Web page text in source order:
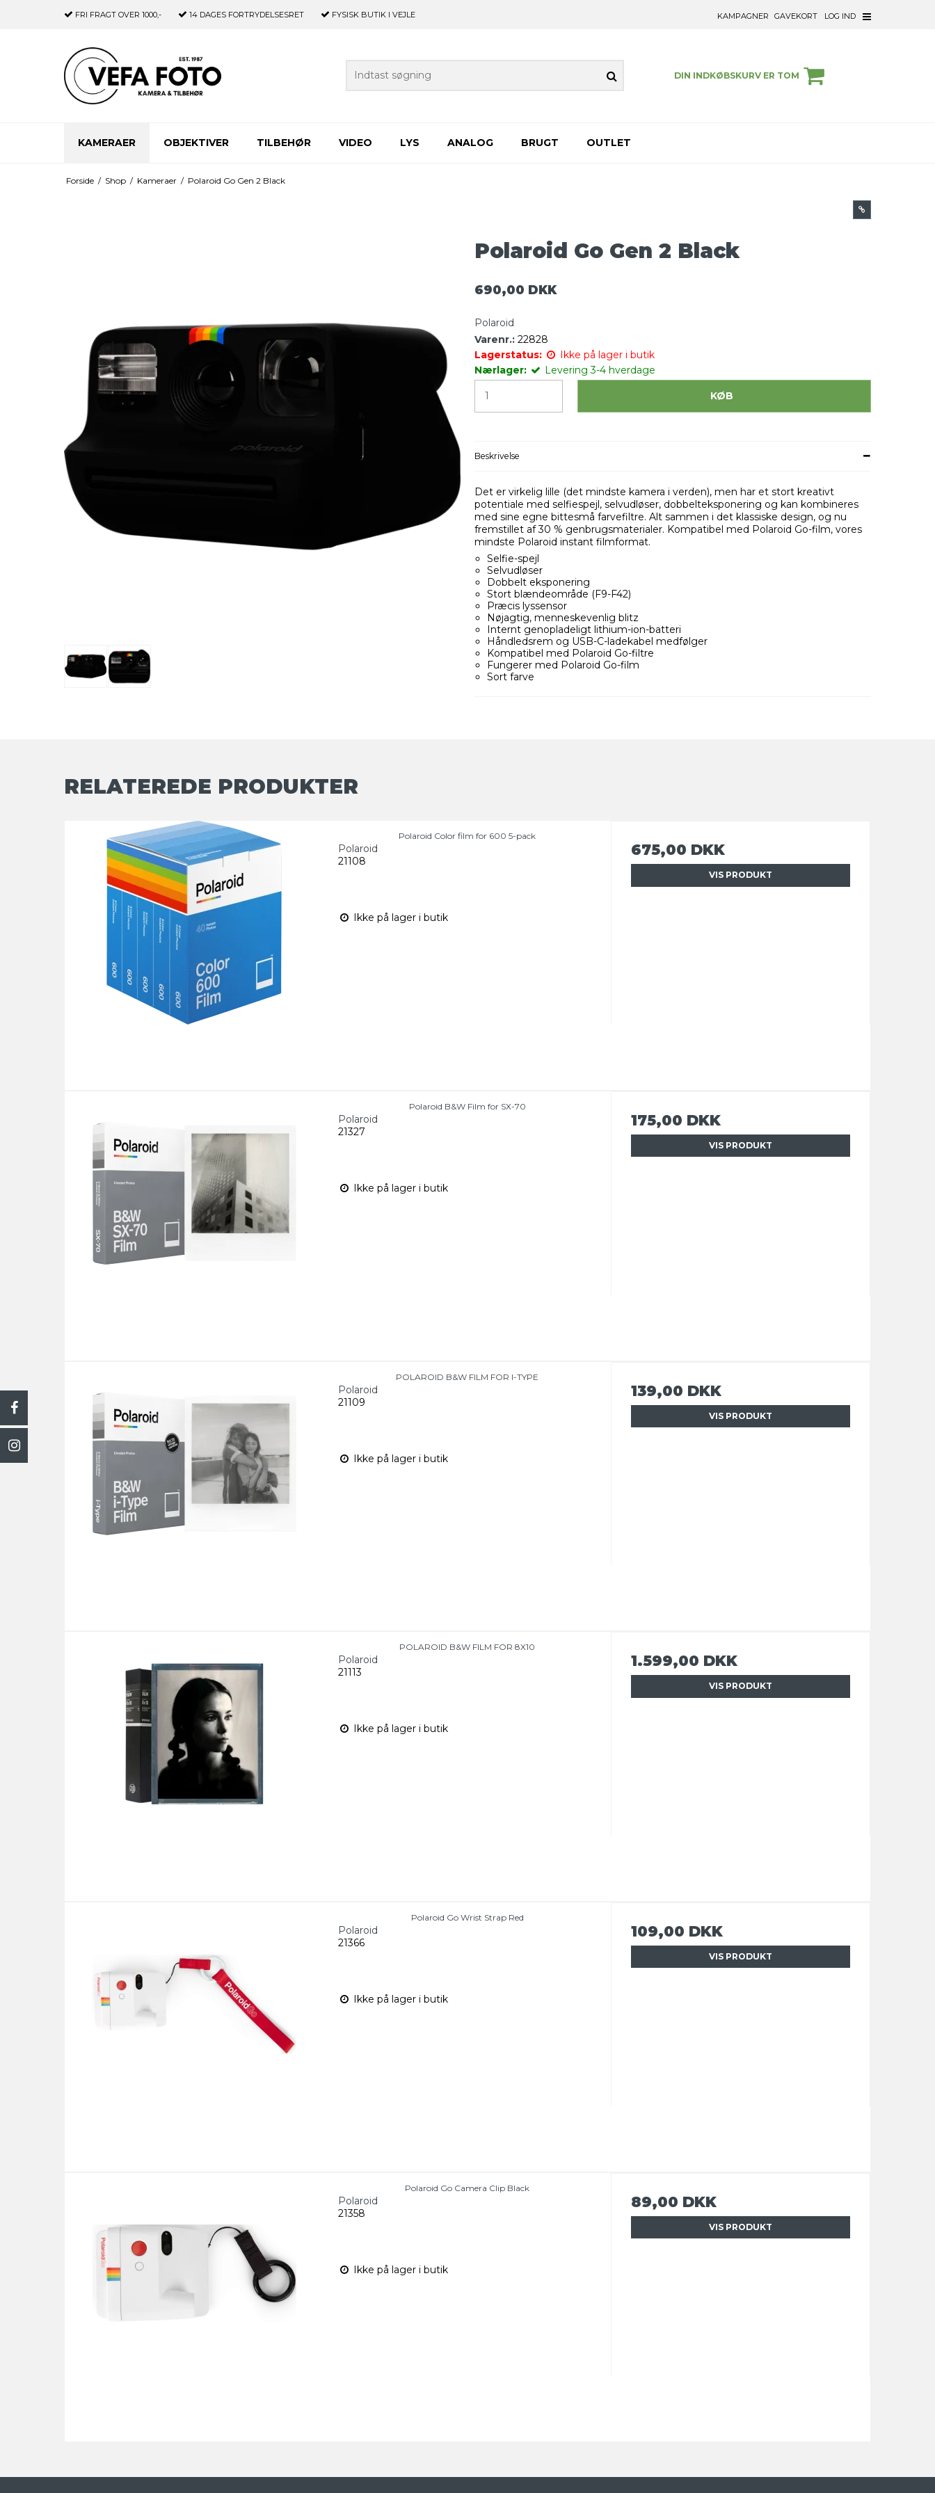
FRI FRAGT OVER 1000,- 14 DAGES FORTRYDELSESRET FYSISK BUTIK I VEJLE KAMPAGNER GAVEKORT LOG IND
DIN INDKØBSKURV ER TOM
KAMERAER OBJEKTIVER TILBEHØR VIDEO LYS ANALOG BRUGT OUTLET
Forside / Shop / Kameraer / Polaroid Go Gen 2 Black
Polaroid Go Gen 2 Black
690,00 DKK
Polaroid
Varenr.: 22828
Lagerstatus:
Ikke på lager i butik
Nærlager:
Levering 3-4 hverdage
KØB
Beskrivelse
Det er virkelig lille (det mindste kamera i verden), men har et stort kreativt
potentiale med selfiespejl, selvudløser, dobbelteksponering og kan kombineres
med sine egne bittesmå farvefiltre. Alt sammen i det klassiske design, og nu
fremstillet af 30 % genbrugsmaterialer. Kompatibel med Polaroid Go-film, vores
mindste Polaroid instant filmformat.
Selfie-spejl
Selvudløser
Dobbelt eksponering
Stort blændeområde (F9-F42)
Præcis lyssensor
Nøjagtig, menneskevenlig blitz
Internt genopladeligt lithium-ion-batteri
Håndledsrem og USB-C-ladekabel medfølger
Kompatibel med Polaroid Go-filtre
Fungerer med Polaroid Go-film
Sort farve
RELATEREDE PRODUKTER
Polaroid Color film for 600 5-pack
Polaroid
21108
Ikke på lager i butik
675,00 DKK
VIS PRODUKT
Polaroid B&W Film for SX-70
Polaroid
21327
Ikke på lager i butik
175,00 DKK
VIS PRODUKT
POLAROID B&W FILM FOR I-TYPE
Polaroid
21109
Ikke på lager i butik
139,00 DKK
VIS PRODUKT
POLAROID B&W FILM FOR 8X10
Polaroid
21113
Ikke på lager i butik
1.599,00 DKK
VIS PRODUKT
Polaroid Go Wrist Strap Red
Polaroid
21366
Ikke på lager i butik
109,00 DKK
VIS PRODUKT
Polaroid Go Camera Clip Black
Polaroid
21358
Ikke på lager i butik
89,00 DKK
VIS PRODUKT